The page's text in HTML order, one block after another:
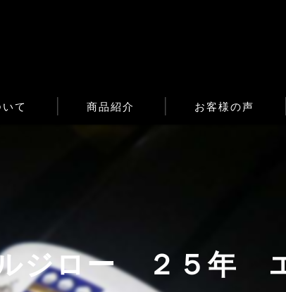
て 商品紹介 お客様の声
ジロー ２５年